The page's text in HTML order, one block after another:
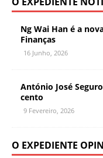
Ng Wai Han é a
Finanças
16 Junho, 2026
António José
cento
9 Fevereiro, 2026
O EXPEDIENTE